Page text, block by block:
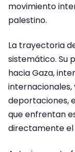
movimiento
palestino.
La trayectoria
sistemático. Su
hacia Gaza,
deportaciones,
que enfrentan
directamente